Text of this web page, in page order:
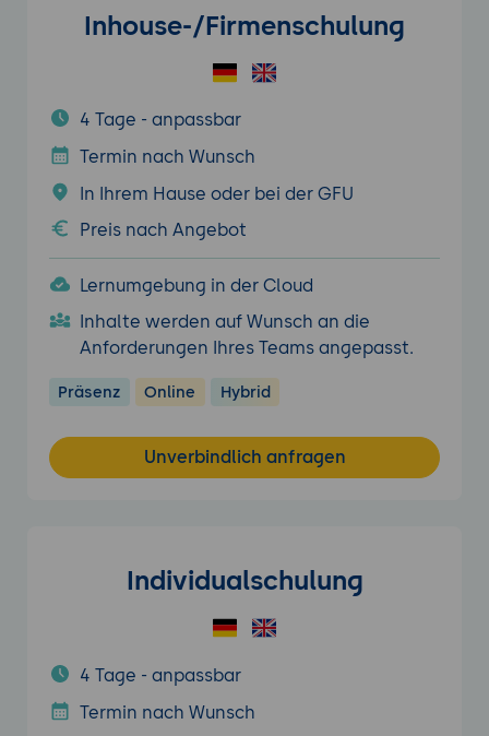
Inhouse-/Firmenschulung
4 Tage - anpassbar
Termin nach Wunsch
In Ihrem Hause oder bei der GFU
Preis nach Angebot
Lernumgebung in der Cloud
Inhalte werden auf Wunsch an die
Anforderungen Ihres Teams angepasst.
Präsenz Online Hybrid
Unverbindlich anfragen
Individualschulung
4 Tage - anpassbar
Termin nach Wunsch